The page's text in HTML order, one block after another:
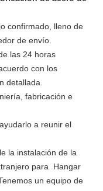
confirmado, lleno de
de envío.
las 24 horas
con los
detallada.
fabricación e
a reunir el
la instalación de la
para Hangar
un equipo de